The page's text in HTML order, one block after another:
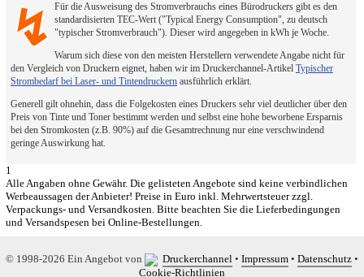
↯
Für die Ausweisung des Stromverbrauchs eines Bürodruckers gibt es den
standardisierten TEC-Wert ("Typical Energy Consumption", zu deutsch
"typischer Stromverbrauch"). Dieser wird angegeben in kWh je Woche.
Warum sich diese von den meisten Herstellern verwendete Angabe nicht für
den Vergleich von Druckern eignet, haben wir im Druckerchannel-Artikel Typischer
Strombedarf bei Laser- und Tintendruckern ausführlich erklärt.
Generell gilt ohnehin, dass die Folgekosten eines Druckers sehr viel deutlicher über den
Preis von Tinte und Toner bestimmt werden und selbst eine hohe beworbene Ersparnis
bei den Stromkosten (z.B. 90%) auf die Gesamtrechnung nur eine verschwindend
geringe Auswirkung hat.
1
Alle Angaben ohne Gewähr. Die gelisteten Angebote sind keine verbindlichen
Werbeaussagen der Anbieter! Preise in Euro inkl. Mehrwertsteuer zzgl.
Verpackungs- und Versandkosten. Bitte beachten Sie die Lieferbedingungen
und Versandspesen bei Online-Bestellungen.
© 1998-2026 Ein Angebot von Druckerchannel • Impressum • Datenschutz •
Cookie-Richtlinien